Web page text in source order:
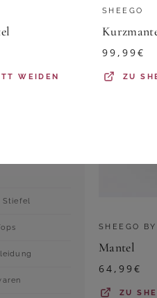
Stiefel
SHEEGO
Mantel
64,99€
ZU
WEIDEN
SHEEGO
99,99€
ZU